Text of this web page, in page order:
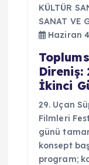
KÜLTÜR
SANAT VE
Haziran
Direniş:
İkinci
29. Uçan
Filmleri
günü
konsept
program;